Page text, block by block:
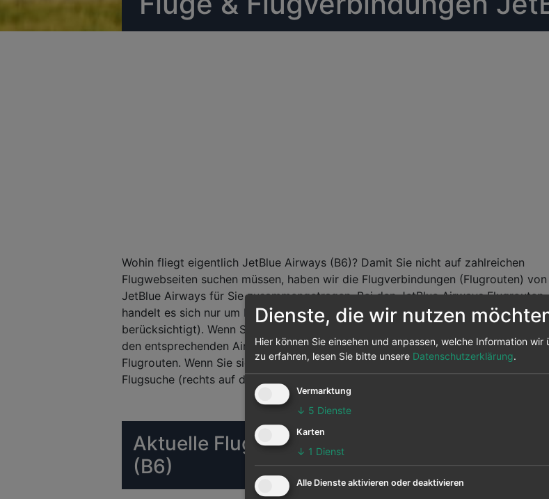
Wohin fliegt eigentlich JetBlue Airways (B6)? Damit Sie nicht auf zahlreichen
Flugwebseiten suchen müssen, haben wir die Flugverbindungen (Flugrouten) von
JetBlue Airways für Sie zusammengetragen. Bei den JetBlue Airways Flugrouten
handelt es sich nur um Nonstop-Verbindungen (Umsteige-Verbindungen werden
berücksichtigt). Wenn Sie eine Flugverbindung näher interessiert, klicken Sie bitte
den entsprechenden Airport. So gelangen Sie zur Airport Seite mit weiteren
Flugrouten. Wenn Sie sich nicht durchklicken möchten, nutzen Sie doch einfach
Flugsuche (rechts auf der Seite). Viel Erfolg!
Aktuelle Flug-Angebote für JetBlue Airways
(B6)
Dienste, die wir nutzen
Hier können Sie einsehen und anpassen, welche Information wir
zu erfahren, lesen Sie bitte unsere Datenschutzerklärung.
Vermarktung
↓ 5 Dienste
Karten
↓ 1 Dienst
Alle Dienste aktivieren oder deaktivieren